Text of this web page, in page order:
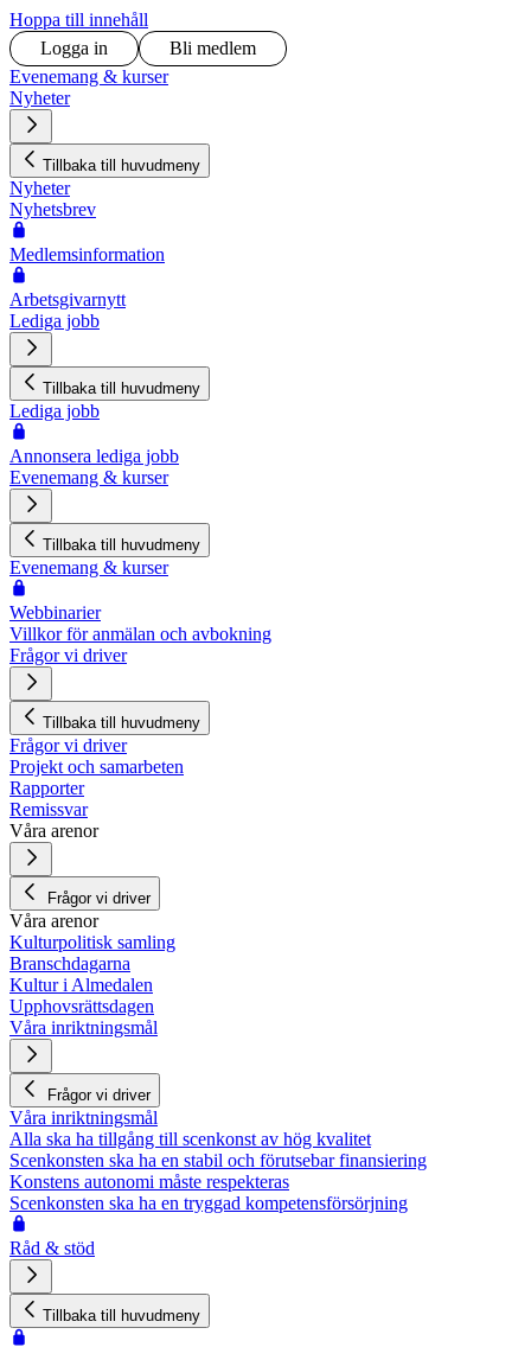
Hoppa till innehåll
Logga in
Bli medlem
Evenemang & kurser
Nyheter
Tillbaka till huvudmeny
Nyheter
Nyhetsbrev
Medlemsinformation
Arbetsgivarnytt
Lediga jobb
Tillbaka till huvudmeny
Lediga jobb
Annonsera lediga jobb
Evenemang & kurser
Tillbaka till huvudmeny
Evenemang & kurser
Webbinarier
Villkor för anmälan och avbokning
Frågor vi driver
Tillbaka till huvudmeny
Frågor vi driver
Projekt och samarbeten
Rapporter
Remissvar
Våra arenor
Frågor vi driver
Våra arenor
Kulturpolitisk samling
Branschdagarna
Kultur i Almedalen
Upphovsrättsdagen
Våra inriktningsmål
Frågor vi driver
Våra inriktningsmål
Alla ska ha tillgång till scenkonst av hög kvalitet
Scenkonsten ska ha en stabil och förutsebar finansiering
Konstens autonomi måste respekteras
Scenkonsten ska ha en tryggad kompetensförsörjning
Råd & stöd
Tillbaka till huvudmeny